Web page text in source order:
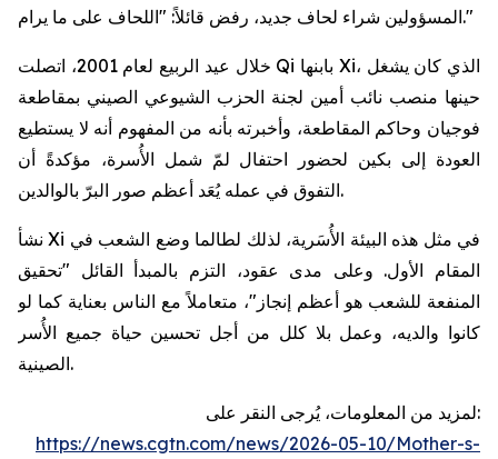
المسؤولين شراء لحاف جديد، رفض قائلاً: "اللحاف على ما يرام."
خلال عيد الربيع لعام 2001، اتصلت Qi بابنها Xi، الذي كان يشغل
حينها منصب نائب أمين لجنة الحزب الشيوعي الصيني بمقاطعة
فوجيان وحاكم المقاطعة، وأخبرته بأنه من المفهوم أنه لا يستطيع
العودة إلى بكين لحضور احتفال لمّ شمل الأُسرة، مؤكدةً أن
التفوق في عمله يُعَد أعظم صور البرّ بالوالدين.
نشأ Xi في مثل هذه البيئة الأُسَرية، لذلك لطالما وضع الشعب في
المقام الأول. وعلى مدى عقود، التزم بالمبدأ القائل "تحقيق
المنفعة للشعب هو أعظم إنجاز"، متعاملاً مع الناس بعناية كما لو
كانوا والديه، وعمل بلا كلل من أجل تحسين حياة جميع الأُسر
الصينية.
لمزيد من المعلومات، يُرجى النقر على:
https://news.cgtn.com/news/2026-05-10/Mother-s-